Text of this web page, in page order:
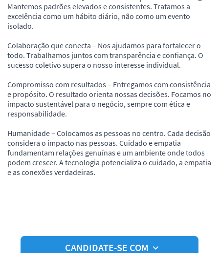
Mantemos padrões elevados e consistentes. Tratamos a
excelência como um hábito diário, não como um evento
isolado.
Colaboração que conecta – Nos ajudamos para fortalecer o
todo. Trabalhamos juntos com transparência e confiança. O
sucesso coletivo supera o nosso interesse individual.
Compromisso com resultados – Entregamos com consistência
e propósito. O resultado orienta nossas decisões. Focamos no
impacto sustentável para o negócio, sempre com ética e
responsabilidade.
Humanidade – Colocamos as pessoas no centro. Cada decisão
considera o impacto nas pessoas. Cuidado e empatia
fundamentam relações genuínas e um ambiente onde todos
podem crescer. A tecnologia potencializa o cuidado, a empatia
e as conexões verdadeiras.
CANDIDATE-SE COM